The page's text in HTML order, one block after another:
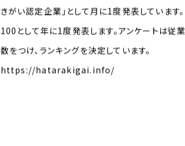
きがい認定企業」として月に1度発表していま
100として年に1度発表します。アンケートは
数をつけ、ランキングを決定しています。
https://hatarakigai.info/